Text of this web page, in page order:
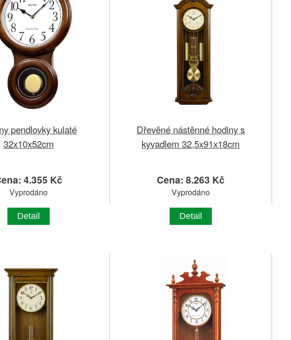
pendlovky kulaté
32x10x52cm
4.355 Kč
Vyprodáno
Detail
Dřevěné nástěnné hodiny s
kyvadlem 32,5x91x18cm
Cena: 8.263 Kč
Vyprodáno
Detail